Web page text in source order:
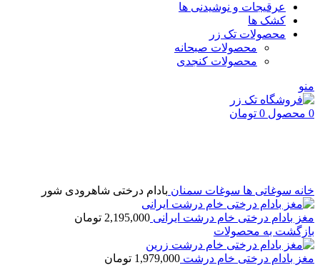
عرقیجات و نوشیدنی ها
کشک ها
محصولات تک زر
محصولات صبحانه
محصولات کنجدی
منو
0 محصول 0 تومان
خانه سوغاتی ها سوغات سمنان بادام درختی شاهرودی شور
مغز بادام درختی خام درشت ایرانی 2,195,000 تومان
بازگشت به محصولات
مغز بادام درختی خام درشت 1,979,000 تومان